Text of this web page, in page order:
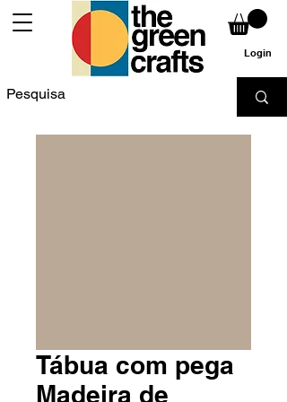
Login
Tábua com pega
Madeira de